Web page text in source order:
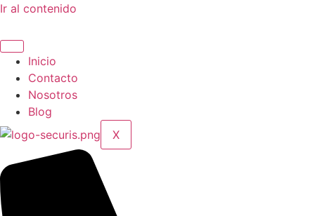
Ir al contenido
Inicio
Contacto
Nosotros
Blog
X